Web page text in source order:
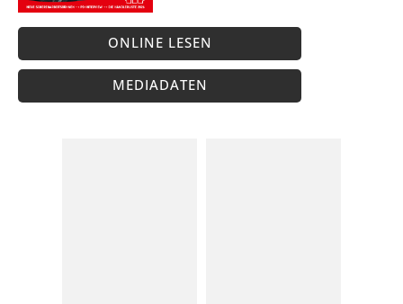
ONLINE LESEN
MEDIADATEN